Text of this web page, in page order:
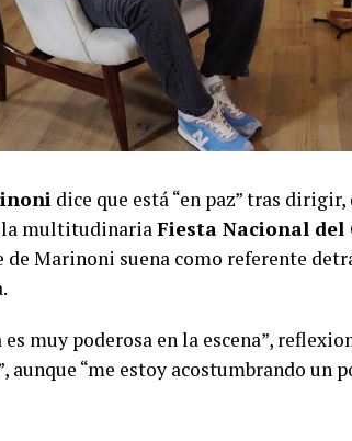
dice que está “en paz” tras
multitudinariaFiesta Nacional del
de Marinoni suena como referente
es muy poderosa en la escena”,
aunque “me estoy acostumbrando un